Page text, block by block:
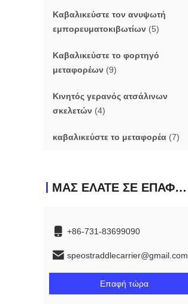
Καβαλικεύστε τον ανυψωτή
εμπορευματοκιβωτίων (5)
Καβαλικεύστε το φορτηγό
μεταφορέων (9)
Κινητός γερανός ατσάλινων
σκελετών (4)
καβαλικεύστε το μεταφορέα (7)
ΜΑΣ ΕΛΆΤΕ ΣΕ ΕΠΑΦΉ ΜΕ
+86-731-83699090
speostraddlecarrier@gmail.com
Επαφή τώρα